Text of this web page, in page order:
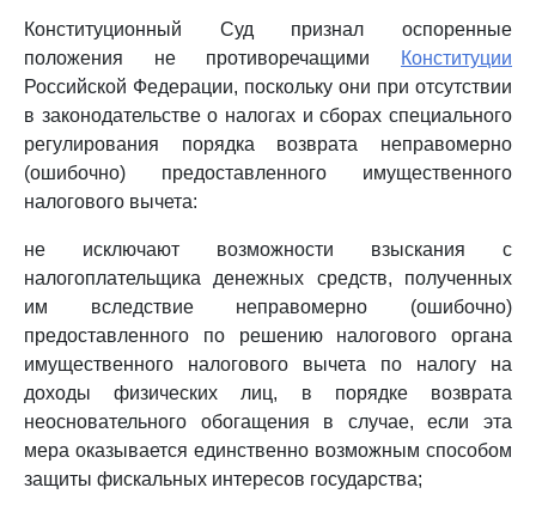
Конституционный Суд признал оспоренные
положения не противоречащими
Конституции
Российской Федерации, поскольку они при отсутствии
в законодательстве о налогах и сборах специального
регулирования порядка возврата неправомерно
(ошибочно) предоставленного имущественного
налогового вычета:
не исключают возможности взыскания с
налогоплательщика денежных средств, полученных
им вследствие неправомерно (ошибочно)
предоставленного по решению налогового органа
имущественного налогового вычета по налогу на
доходы физических лиц, в порядке возврата
неосновательного обогащения в случае, если эта
мера оказывается единственно возможным способом
защиты фискальных интересов государства;